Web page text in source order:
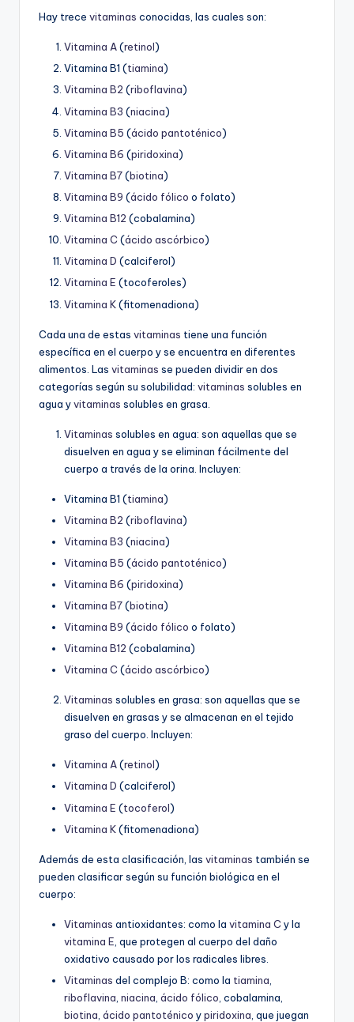
Hay trece vitaminas conocidas, las cuales son:
Vitamina A(retinol)
Vitamina B1 (tiamina)
Vitamina B2 (riboflavina)
Vitamina B3 (niacina)
Vitamina B5 (ácido pantoténico)
Vitamina B6 (piridoxina)
Vitamina B7(biotina)
Vitamina B9 (ácido fólico o folato)
Vitamina B12 (cobalamina)
Vitamina C (ácido ascórbico)
Vitamina D (calciferol)
Vitamina E (tocoferoles)
Vitamina K(fitomenadiona)
Cada una de estas vitaminas tiene una función
específica en el cuerpo y se encuentra en diferentes
alimentos. Las vitaminas se pueden dividir en dos
categorías según su solubilidad: vitaminas solubles en
agua yvitaminas solubles en grasa.
Vitaminas solubles en agua: son aquellas que se
disuelven en agua y se eliminan fácilmente del
cuerpo a través de la orina. Incluyen:
Vitamina B1 (tiamina)
Vitamina B2 (riboflavina)
Vitamina B3 (niacina)
Vitamina B5 (ácido pantoténico)
Vitamina B6 (piridoxina)
Vitamina B7(biotina)
Vitamina B9 (ácido fólico o folato)
Vitamina B12 (cobalamina)
Vitamina C (ácido ascórbico)
Vitaminas solubles en grasa: son aquellas que se
disuelven en grasas y se almacenan en el tejido
graso del cuerpo. Incluyen:
Vitamina A(retinol)
Vitamina D (calciferol)
Vitamina E (tocoferol)
Vitamina K(fitomenadiona)
Además de esta clasificación, las vitaminas también se
pueden clasificar según su función biológica en el
cuerpo:
Vitaminas antioxidantes: como la vitamina C y la
vitamina E , que protegen al cuerpo del daño
oxidativo causado por los radicales libres.
Vitaminas del complejo B: como la tiamina
riboflavina niacina ácido fólico , cobalamina,
biotina ácido pantoténico ypiridoxina , que juegan